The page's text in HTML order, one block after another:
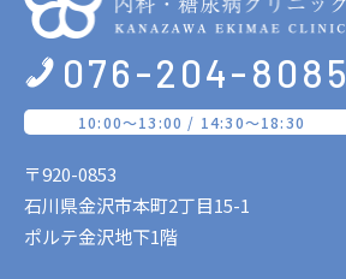
076-204-8085
10:00〜13:00 / 14:30〜18:30
〒920-0853
石川県金沢市本町2丁目15-1
ポルテ金沢地下1階